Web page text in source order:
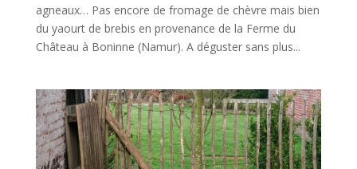
agneaux… Pas encore de fromage de chèvre mais bien
du yaourt de brebis en provenance de la Ferme du
Château à Boninne (Namur). A déguster sans plus...